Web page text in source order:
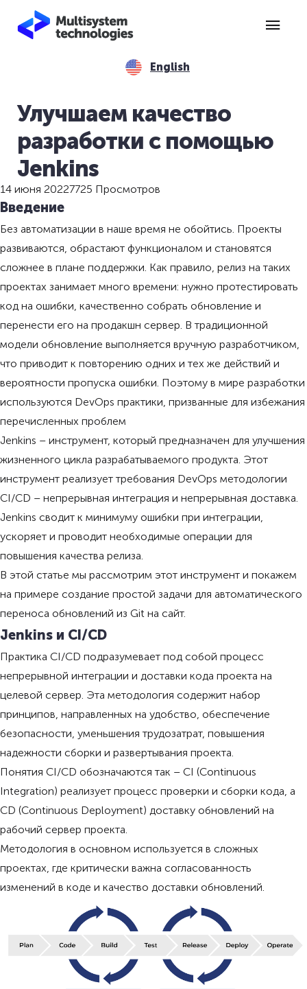
English
Улучшаем качество
разработки с помощью
Jenkins
14 июня 20227725 Просмотров
Введение
Без автоматизации в наше время не обойтись. Проекты
развиваются, обрастают функционалом и становятся
сложнее в плане поддержки. Как правило, релиз на таких
проектах занимает много времени: нужно протестировать
код на ошибки, качественно собрать обновление и
перенести его на продакшн сервер. В традиционной
модели обновление выполняется вручную разработчиком,
что приводит к повторению одних и тех же действий и
вероятности пропуска ошибки. Поэтому в мире разработки
используются DevOps практики, призванные для избежания
перечисленных проблем
Jenkins – инструмент, который предназначен для улучшения
жизненного цикла разрабатываемого продукта. Этот
инструмент реализует требования DevOps методологии
CI/CD – непрерывная интеграция и непрерывная доставка.
Jenkins сводит к минимуму ошибки при интеграции,
ускоряет и проводит необходимые операции для
повышения качества релиза.
В этой статье мы рассмотрим этот инструмент и покажем
на примере создание простой задачи для автоматического
переноса обновлений из Git на сайт.
Jenkins и CI/CD
Практика CI/CD подразумевает под собой процесс
непрерывной интеграции и доставки кода проекта на
целевой сервер. Эта методология содержит набор
принципов, направленных на удобство, обеспечение
безопасности, уменьшения трудозатрат, повышения
надежности сборки и развертывания проекта.
Понятия CI/CD обозначаются так – CI (Continuous
Integration) реализует процесс проверки и сборки кода, а
CD (Continuous Deployment) доставку обновлений на
рабочий сервер проекта.
Методология в основном используется в сложных
проектах, где критически важна согласованность
изменений в коде и качество доставки обновлений.